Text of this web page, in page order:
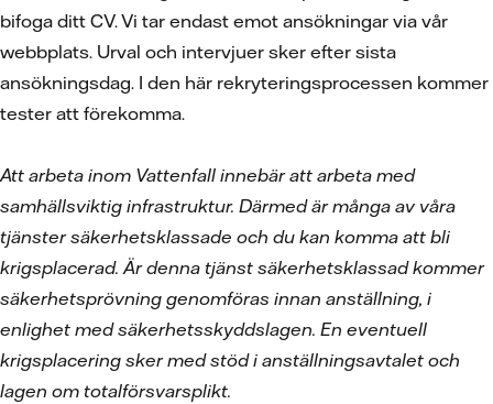
bifoga ditt CV. Vi tar endast emot ansökningar via vår
webbplats. Urval och intervjuer sker efter sista
ansökningsdag. I den här rekryteringsprocessen kommer
tester att förekomma.
Att arbeta inom Vattenfall innebär att arbeta med
samhällsviktig infrastruktur. Därmed är många av våra
tjänster säkerhetsklassade och du kan komma att bli
krigsplacerad. Är denna tjänst säkerhetsklassad kommer
säkerhetsprövning genomföras innan anställning, i
enlighet med säkerhetsskyddslagen. En eventuell
krigsplacering sker med stöd i anställningsavtalet och
lagen om totalförsvarsplikt.